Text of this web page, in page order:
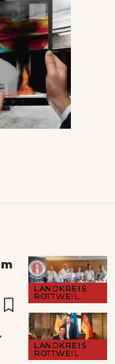
LANDKREIS
ROTTWEIL
LANDKREIS
ROTTWEIL